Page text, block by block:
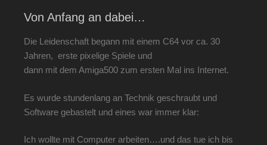
Von Anfang an dabei…
Die Leidenschaft begann mit einem C64 vor ca. 30
Jahren, erste pixelige Spiele und
dann mit dem Amiga500 zum ersten Mal ins Internet.
Es wurde stundenlang an Technik geschraubt und
Software gebastelt und eines war immer klar:
Ich wollte mit Computer arbeiten….und das tue ich bis